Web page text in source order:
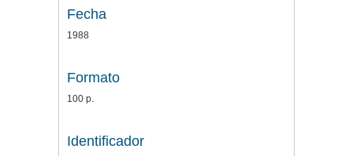
Fecha
1988
Formato
100 p.
Identificador